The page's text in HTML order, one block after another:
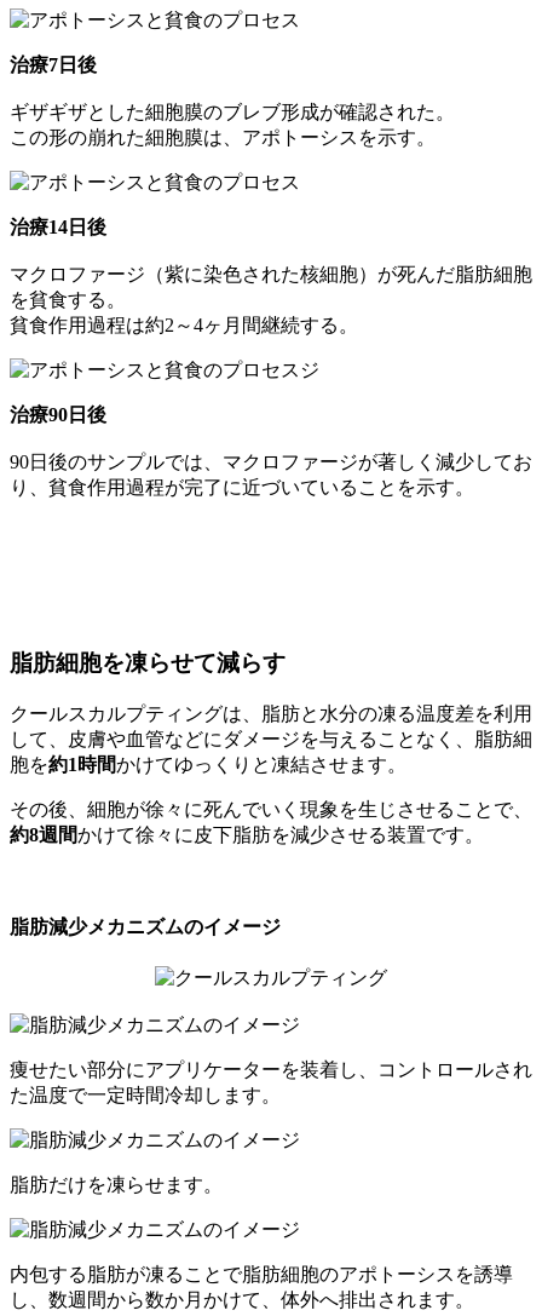
治療7日後
ギザギザとした細胞膜のブレブ形成が確認された。
この形の崩れた細胞膜は、アポトーシスを示す。
治療14日後
マクロファージ（紫に染色された核細胞）が死んだ脂肪細胞
を貧食する。
貧食作用過程は約2～4ヶ月間継続する。
治療90日後
90日後のサンプルでは、マクロファージが著しく減少してお
り、貧食作用過程が完了に近づいていることを示す。
脂肪細胞を凍らせて減らす
クールスカルプティングは、脂肪と水分の凍る温度差を利用
して、皮膚や血管などにダメージを与えることなく、脂肪細
胞を約1時間かけてゆっくりと凍結させます。
その後、細胞が徐々に死んでいく現象を生じさせることで、
約8週間かけて徐々に皮下脂肪を減少させる装置です。
脂肪減少メカニズムのイメージ
痩せたい部分にアプリケーターを装着し、コントロールされ
た温度で一定時間冷却します。
脂肪だけを凍らせます。
内包する脂肪が凍ることで脂肪細胞のアポトーシスを誘導
し、数週間から数か月かけて、体外へ排出されます。